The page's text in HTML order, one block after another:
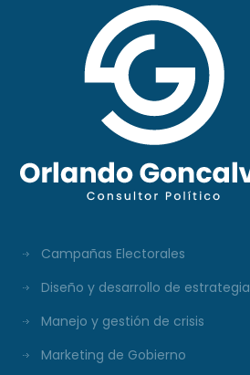
Campañas Electorales
Diseño y desarrollo de estrategia
Manejo y gestión de crisis
Marketing de Gobierno